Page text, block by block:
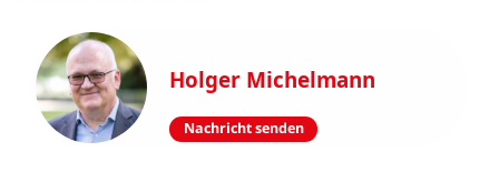
Holger Michelmann
Nachricht senden